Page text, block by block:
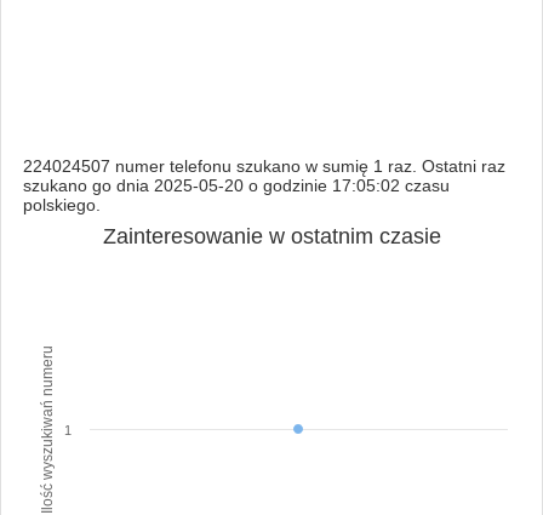
224024507 numer telefonu szukano w sumię 1 raz. Ostatni raz
szukano go dnia 2025-05-20 o godzinie 17:05:02 czasu
polskiego.
Ilość wyszukiwań numeru
Zainteresowanie w ostatnim czasie
1